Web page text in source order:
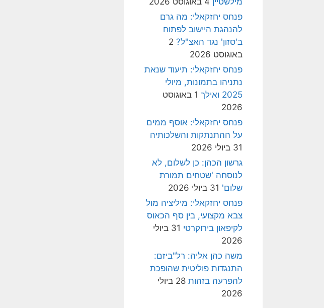
פנחס יחזקאלי: מה גרם
להנהגת היישוב לפתוח
ב'סזון' נגד האצ"ל? 2
באוגוסט 2026
פנחס יחזקאלי: תיעוד שנאת
נתניהו בתמונות, מיולי
2025 ואילך
1 באוגוסט
2026
פנחס יחזקאלי: אוסף ממים
על ההתנתקות והשלכותיה
31 ביולי 2026
גרשון הכהן: כן לשלום, לא
לנוסחה 'שטחים תמורת
שלום' 31 ביולי 2026
פנחס יחזקאלי: מיליציה מול
צבא מקצועי, בין סף הכאוס
לקיפאון בירוקרטי
31 ביולי
2026
משה כהן אליה: רל"ביזם:
התנגדות פוליטית שהופכת
להפרעה בזהות
28 ביולי
2026